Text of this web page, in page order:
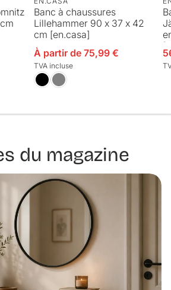
Banc à chaussures
Lillehammer 90 x 37 x 42
cm [en.casa]
Prix en solde
À partir de 75,99 €
TVA incluse
du magazine